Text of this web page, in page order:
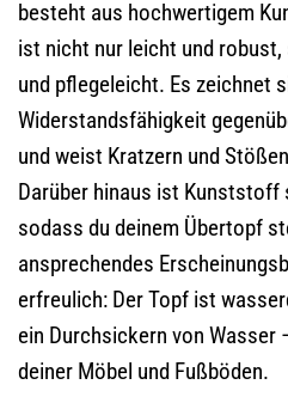
besteht aus hochwertigem
ist nicht nur leicht und
und pflegeleicht. Es zeichnet
Widerstandsfähigkeit
und weist Kratzern und
Darüber hinaus ist Kunststoff
sodass du deinem Übertopf
ansprechendes
erfreulich: Der Topf ist
ein Durchsickern von Wasser
deiner Möbel und Fußböden.